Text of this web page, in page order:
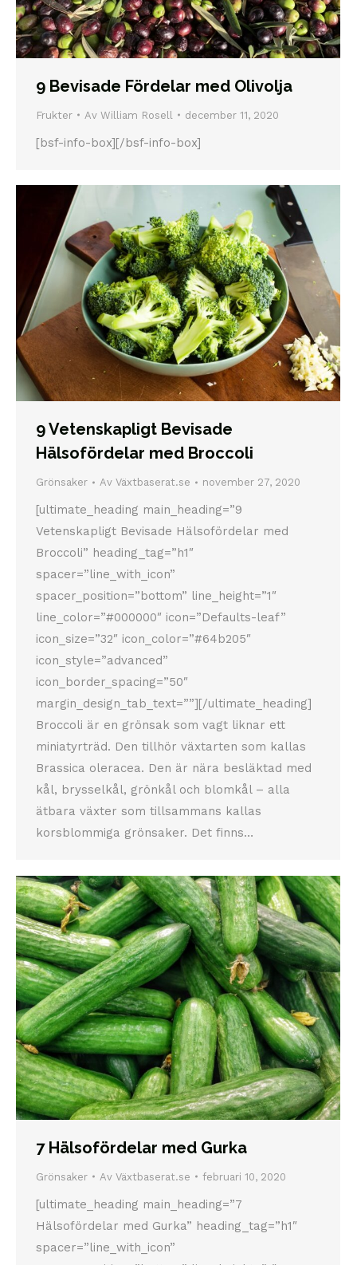
9 Bevisade Fördelar med Olivolja
Frukter Av William Rosell december 11, 2020
[bsf-info-box][/bsf-info-box]
9 Vetenskapligt Bevisade
Hälsofördelar med Broccoli
Grönsaker Av Växtbaserat.se november 27, 2020
[ultimate_heading main_heading=”9
Vetenskapligt Bevisade Hälsofördelar med
Broccoli” heading_tag=”h1″
spacer=”line_with_icon”
spacer_position=”bottom” line_height=”1″
line_color=”#000000″ icon=”Defaults-leaf”
icon_size=”32″ icon_color=”#64b205″
icon_style=”advanced”
icon_border_spacing=”50″
margin_design_tab_text=””][/ultimate_heading]
Broccoli är en grönsak som vagt liknar ett
miniatyrträd. Den tillhör växtarten som kallas
Brassica oleracea. Den är nära besläktad med
kål, brysselkål, grönkål och blomkål – alla
ätbara växter som tillsammans kallas
korsblommiga grönsaker. Det finns…
7 Hälsofördelar med Gurka
Grönsaker Av Växtbaserat.se februari 10, 2020
[ultimate_heading main_heading=”7
Hälsofördelar med Gurka” heading_tag=”h1″
spacer=”line_with_icon”